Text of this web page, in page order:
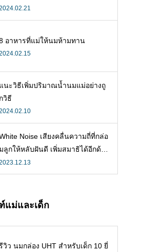
งคลอดที่จำเป็น
อาหารที่แม่ให้นมห้ามทาน
แนะวิธีเพิ่มปริมาณน้ำนมแม่อย่างถู
กวิธี
Noise เสียงคลื่นความถี่ที่กล่อ
ลูกให้หลับฝันดี เพิ่มสมาธิได้อีกด้ว
ม่และเด็ก
วิว นมกล่อง UHT สำหรับเด็ก 10 ยี่